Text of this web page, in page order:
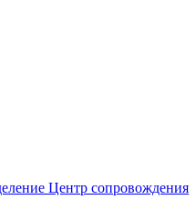
Центр сопровождения